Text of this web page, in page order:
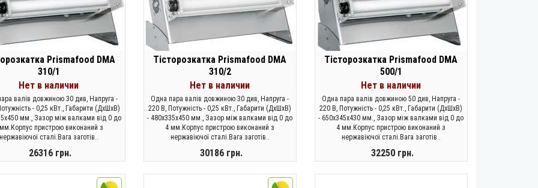
Prismafood DMA
310/1
Нет в наличии
валів довжиною 30 див, Напруга -
- 0,25 кВт., Габарити (ДхШхВ)
мм., Зазор між валками від 0 до
пристрою виконаний з
нержавіючої сталі.Вага заготів..
26316 грн.
Тісторозкатка Prismafood DMA
310/2
Нет в наличии
Одна пара валів довжиною 30 див, Напруга -
220 В, Потужність - 0,25 кВт., Габарити (ДхШхВ)
- 480x335x450 мм., Зазор між валками від 0 до
4 мм.Корпус пристрою виконаний з
нержавіючої сталі.Вага заготів..
30186 грн.
Тісторозкатка Prismafood DMA
500/1
Нет в наличии
Одна пара валів довжиною 50 див, Напруга -
220 В, Потужність - 0,25 кВт., Габарити (ДхШхВ)
- 650x345x430 мм., Зазор між валками від 0 до
4 мм.Корпус пристрою виконаний з
нержавіючої сталі.Вага заготів..
32250 грн.